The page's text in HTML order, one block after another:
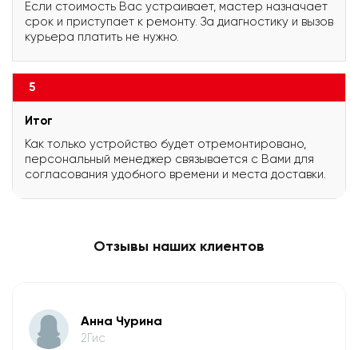
Если стоимость Вас устраивает, мастер назначает
срок и приступает к ремонту. За диагностику и вызов
курьера платить не нужно.
5
Итог
Как только устройство будет отремонтировано,
персональный менеджер связывается с Вами для
согласования удобного времени и места доставки.
Отзывы наших клиентов
Анна Чурина
2Гис